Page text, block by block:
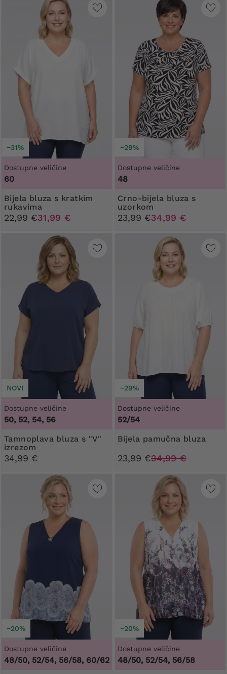
−31%
Dostupne veličine
60
Bijela bluza s kratkim
rukavima
22,99 €31,99 €
−29%
Dostupne veličine
48
Crno-bijela bluza s
uzorkom
23,99 €34,99 €
NOVI
Dostupne veličine
50, 52, 54, 56
Tamnoplava bluza s "V"
izrezom
34,99 €
−29%
Dostupne veličine
52/54
Bijela pamučna bluza
23,99 €34,99 €
−20%
Dostupne veličine
48/50, 52/54, 56/58, 60/62
−20%
Dostupne veličine
48/50, 52/54, 56/58